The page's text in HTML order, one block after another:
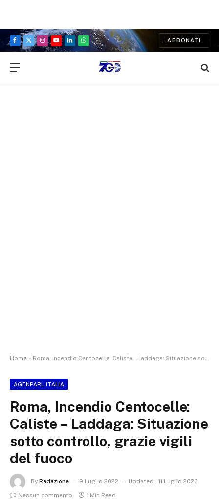
Facebook
X
Instagram
YouTubeLinkedInWhatsApp
ABBONATI
Home » Roma, Incendio Centocelle: Caliste – Laddaga: Situazione sotto controllo, grazie vigili del fuoco
AGENPARL ITALIA
Roma, Incendio Centocelle:
Caliste – Laddaga: Situazione
sotto controllo, grazie vigili
del fuoco
By Redazione 9 Luglio 2022 Updated: 11 Luglio 2023
Nessun commento
1 Min Read